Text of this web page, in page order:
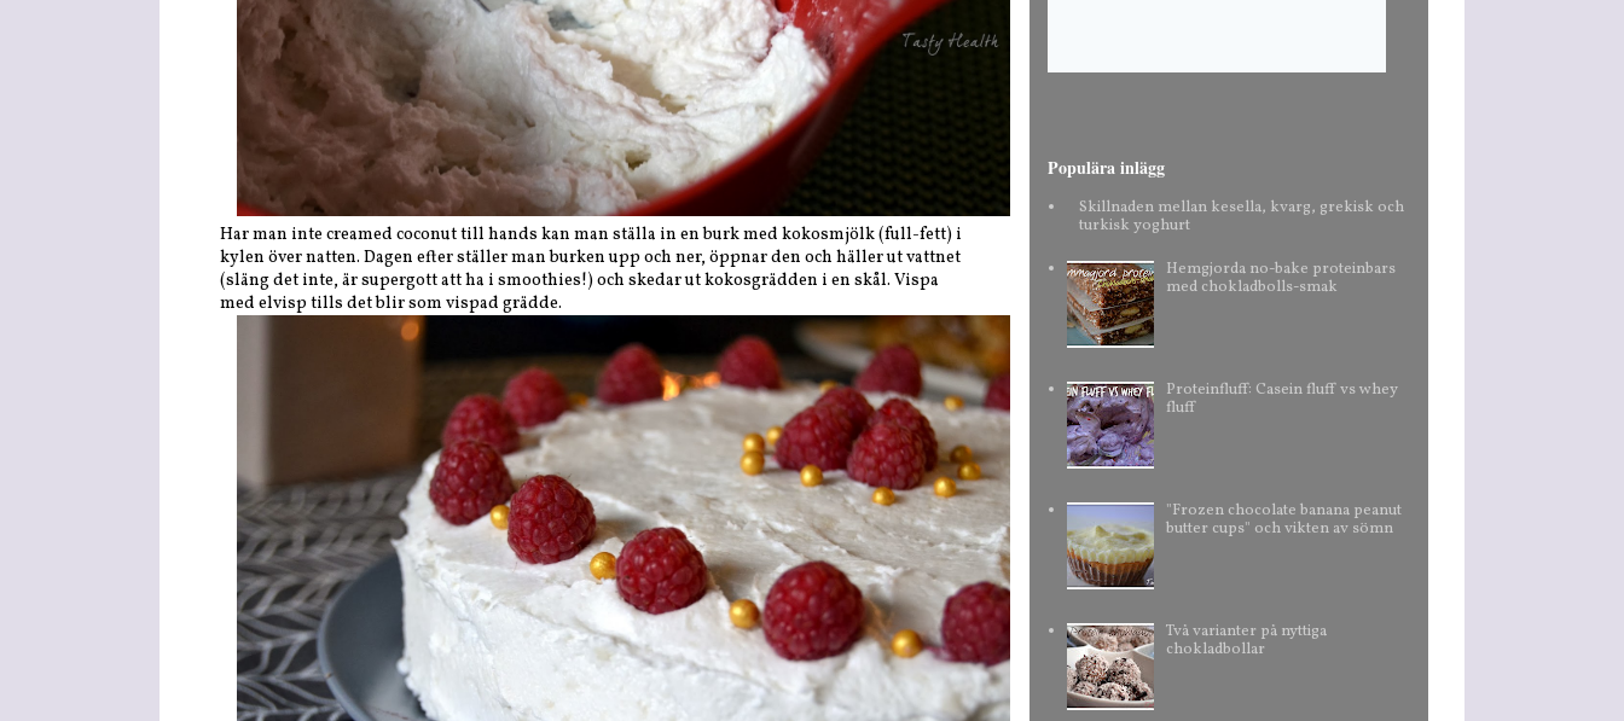
Har man inte creamed coconut till hands kan man ställa in en burk med kokosmjölk (full-fett) i
kylen över natten. Dagen efter ställer man burken upp och ner, öppnar den och häller ut vattnet
(släng det inte, är supergott att ha i smoothies!) och skedar ut kokosgrädden i en skål. Vispa
med elvisp tills det blir som vispad grädde.
Populära inlägg
Skillnaden mellan kesella, kvarg, grekisk och
turkisk yoghurt
Hemgjorda no-bake proteinbars
med chokladbolls-smak
Proteinfluff: Casein fluff vs whey
fluff
"Frozen chocolate banana peanut
butter cups" och vikten av sömn
Två varianter på nyttiga
chokladbollar